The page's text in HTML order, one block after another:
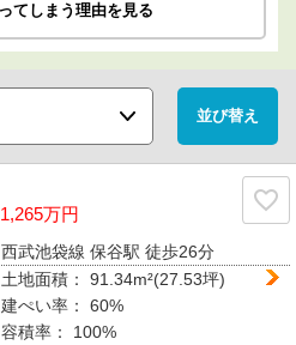
てしまう理由を見る
1,265万円
西武池袋線 保谷駅徒歩26分
土地面積：91.34m²(27.53坪)
建ぺい率：60%
容積率： 100%